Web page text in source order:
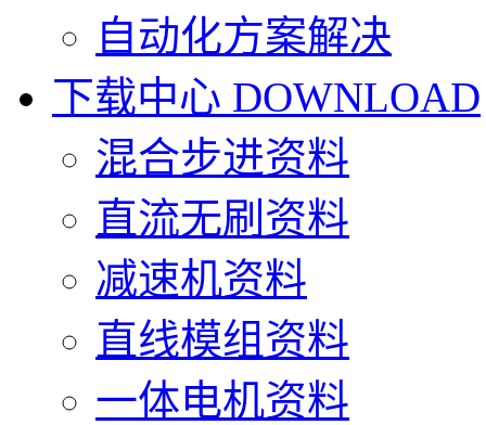
自动化方案解决
下载中心 DOWNLOAD
混合步进资料
直流无刷资料
减速机资料
直线模组资料
一体电机资料